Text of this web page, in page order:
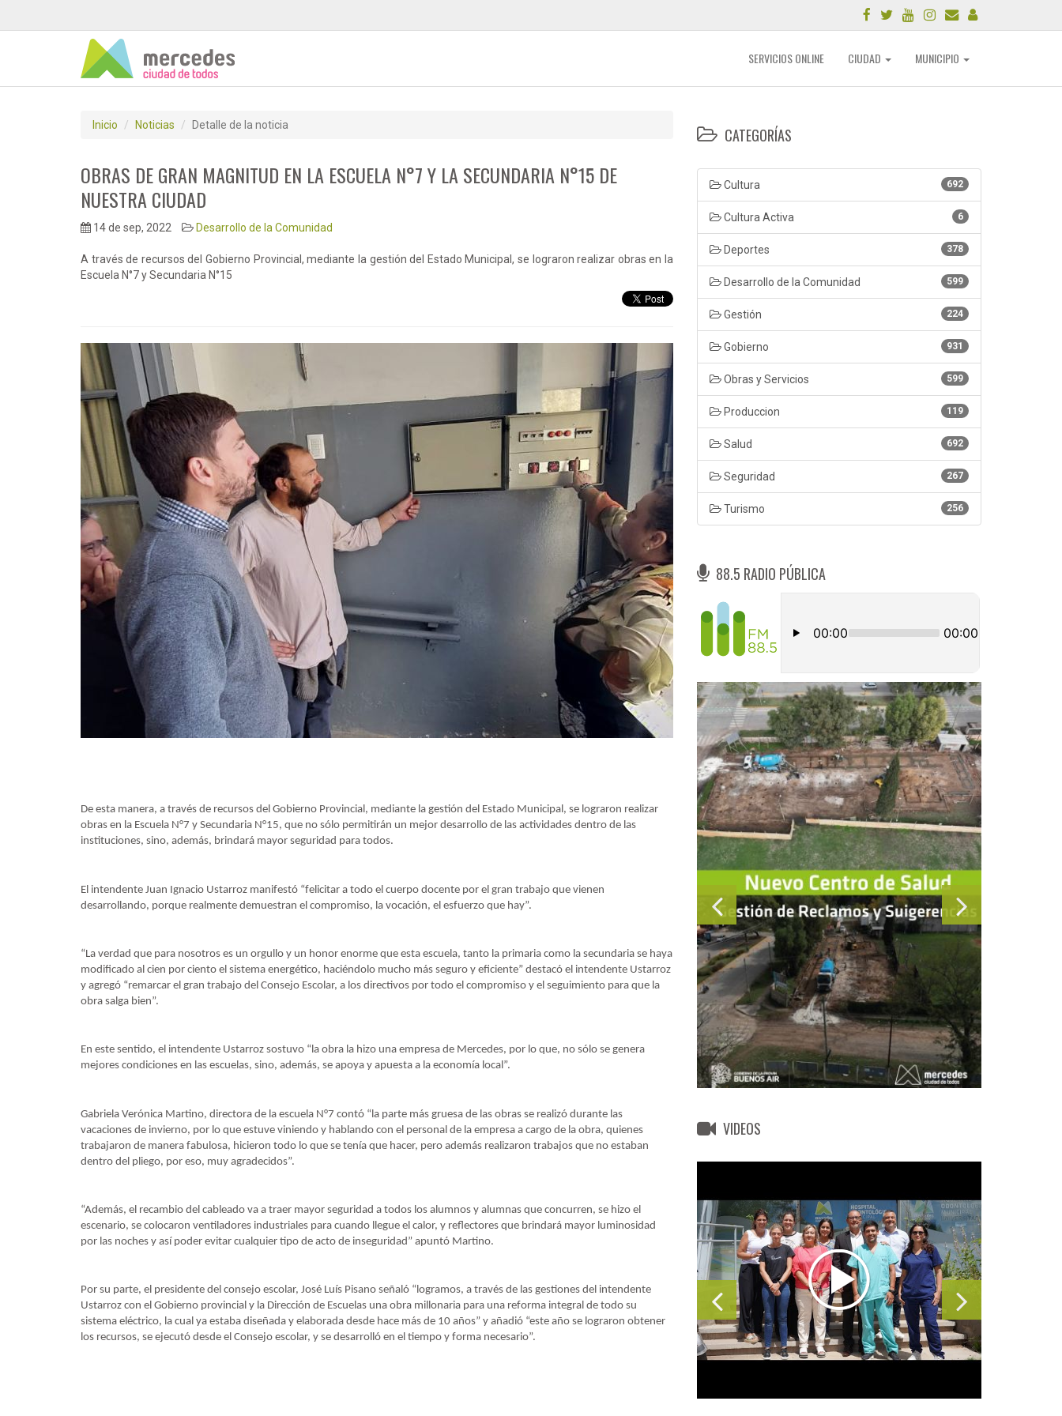
SERVICIOS ONLINE CIUDAD MUNICIPIO
Inicio Noticias Detalle de la noticia
OBRAS DE GRAN MAGNITUD EN LA ESCUELA N°7 Y LA SECUNDARIA N°15 DE
NUESTRA CIUDAD
14 de sep, 2022 Desarrollo de la Comunidad
A través de recursos del Gobierno Provincial, mediante la gestión del Estado Municipal, se lograron realizar obras en la
Escuela N°7 y Secundaria N°15
De esta manera, a través de recursos del Gobierno Provincial, mediante la gestión del Estado Municipal, se lograron realizar
obras en la Escuela N°7 y Secundaria N°15, que no sólo permitirán un mejor desarrollo de las actividades dentro de las
instituciones, sino, además, brindará mayor seguridad para todos.
El intendente Juan Ignacio Ustarroz manifestó “felicitar a todo el cuerpo docente por el gran trabajo que vienen
desarrollando, porque realmente demuestran el compromiso, la vocación, el esfuerzo que hay”.
“La verdad que para nosotros es un orgullo y un honor enorme que esta escuela, tanto la primaria como la secundaria se haya
modificado al cien por ciento el sistema energético, haciéndolo mucho más seguro y eficiente” destacó el intendente Ustarroz
y agregó “remarcar el gran trabajo del Consejo Escolar, a los directivos por todo el compromiso y el seguimiento para que la
obra salga bien”.
En este sentido, el intendente Ustarroz sostuvo “la obra la hizo una empresa de Mercedes, por lo que, no sólo se genera
mejores condiciones en las escuelas, sino, además, se apoya y apuesta a la economía local”.
Gabriela Verónica Martino, directora de la escuela N°7 contó “la parte más gruesa de las obras se realizó durante las
vacaciones de invierno, por lo que estuve viniendo y hablando con el personal de la empresa a cargo de la obra, quienes
trabajaron de manera fabulosa, hicieron todo lo que se tenía que hacer, pero además realizaron trabajos que no estaban
dentro del pliego, por eso, muy agradecidos”.
“Además, el recambio del cableado va a traer mayor seguridad a todos los alumnos y alumnas que concurren, se hizo el
escenario, se colocaron ventiladores industriales para cuando llegue el calor, y reflectores que brindará mayor luminosidad
por las noches y así poder evitar cualquier tipo de acto de inseguridad” apuntó Martino.
Por su parte, el presidente del consejo escolar, José Luís Pisano señaló “logramos, a través de las gestiones del intendente
Ustarroz con el Gobierno provincial y la Dirección de Escuelas una obra millonaria para una reforma integral de todo su
sistema eléctrico, la cual ya estaba diseñada y elaborada desde hace más de 10 años” y añadió “este año se lograron obtener
los recursos, se ejecutó desde el Consejo escolar, y se desarrolló en el tiempo y forma necesario”.
CATEGORÍAS
692
Cultura
6
Cultura Activa
378
Deportes
599
Desarrollo de la Comunidad
224
Gestión
931
Gobierno
599
Obras y Servicios
119
Produccion
692
Salud
267
Seguridad
256
Turismo
88.5 RADIO PÚBLICA
VIDEOS